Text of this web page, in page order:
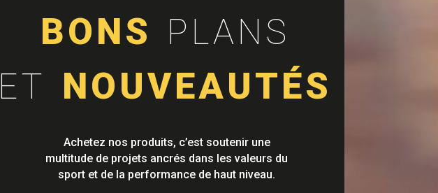
BONS PLANS
ET NOUVEAUTÉS
Achetez nos produits, c’est soutenir une
multitude de projets ancrés dans les valeurs du
sport et de la performance de haut niveau.